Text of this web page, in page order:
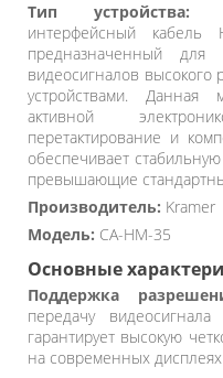
Тип устройства:
интерфейсный кабель
предназначенный
видеосигналов
устройствами. Данная
активной
перетактирование и
обеспечивает
превышающие
Производитель: Kramer
Модель: CA-HM-35
Основные
Поддержка
передачу
гарантирует высокую
на современных дисплеях